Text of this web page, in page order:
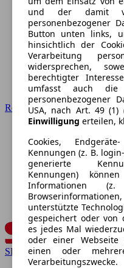
Renault
SEAT
und der damit
personenbezogener
Button unten links,
hinsichtlich der
Verarbeitung
widersprechen,
berechtigter
umfasst auch die
personenbezogener
USA, nach Art. 49 (1)
Einwilligung erteilen,
Cookies,
Kennungen (z. B.
generierte
Kennungen)
Informationen
unterstützte
gespeichert oder von
es jedes Mal
oder einer
einen oder
Verarbeitungszwecke.